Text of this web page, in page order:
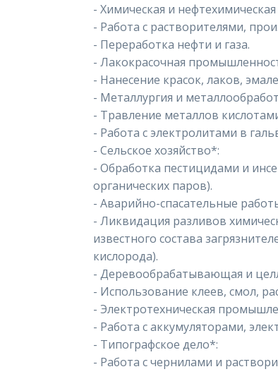
- Химическая и
- Работа с растворителями,
- Переработка нефти и газа.
- Лакокрасочная
- Нанесение красок, лаков,
- Металлургия и
- Травление металлов
- Работа с электролитами в
- Сельское хозяйство*:
- Обработка пестицидами и
органических паров).
- Аварийно-спасательные
- Ликвидация разливов
известного состава
кислорода).
- Деревообрабатывающая и
- Использование клеев, смол,
- Электротехническая
- Работа с аккумуляторами,
- Типографское дело*:
- Работа с чернилами и